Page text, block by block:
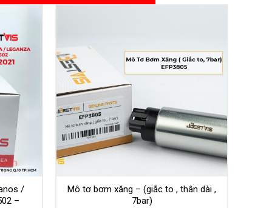
/
–
Mô tơ bơm xăng – (giắc to , thân dài ,
7bar)